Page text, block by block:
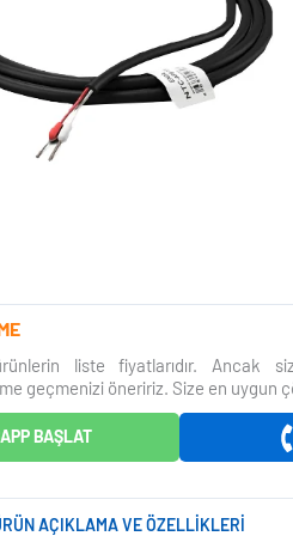
liste fiyatlarıdır. Ancak
geçmenizi öneririz. Size en uygun
BAŞLAT
AÇIKLAMA VE ÖZELLIKLERI